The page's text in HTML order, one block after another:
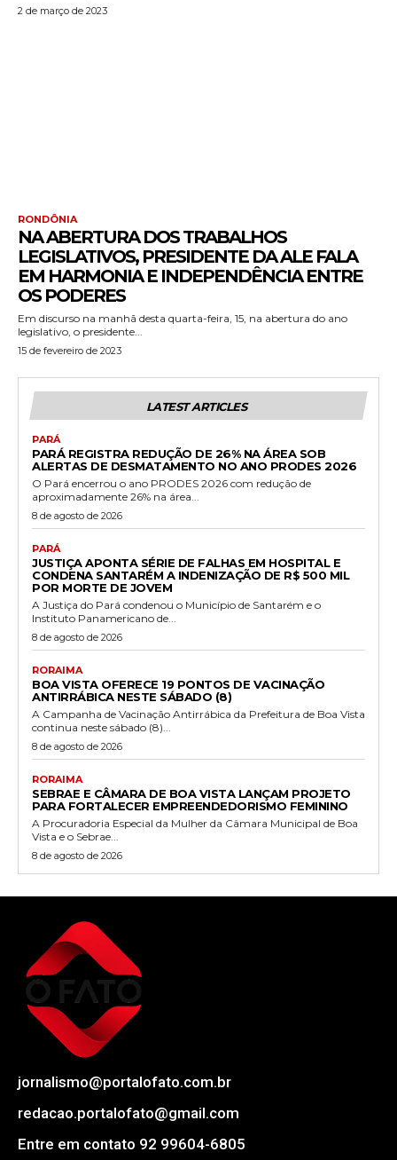
2 de março de 2023
RONDÔNIA
NA ABERTURA DOS TRABALHOS
LEGISLATIVOS, PRESIDENTE DA ALE FALA
EM HARMONIA E INDEPENDÊNCIA ENTRE
OS PODERES
Em discurso na manhã desta quarta-feira, 15, na abertura do ano
legislativo, o presidente...
15 de fevereiro de 2023
LATEST ARTICLES
PARÁ
PARÁ REGISTRA REDUÇÃO DE 26% NA ÁREA SOB
ALERTAS DE DESMATAMENTO NO ANO PRODES 2026
O Pará encerrou o ano PRODES 2026 com redução de
aproximadamente 26% na área...
8 de agosto de 2026
PARÁ
JUSTIÇA APONTA SÉRIE DE FALHAS EM HOSPITAL E
CONDENA SANTARÉM A INDENIZAÇÃO DE R$ 500 MIL
POR MORTE DE JOVEM
A Justiça do Pará condenou o Município de Santarém e o
Instituto Panamericano de...
8 de agosto de 2026
RORAIMA
BOA VISTA OFERECE 19 PONTOS DE VACINAÇÃO
ANTIRRÁBICA NESTE SÁBADO (8)
A Campanha de Vacinação Antirrábica da Prefeitura de Boa Vista
continua neste sábado (8)...
8 de agosto de 2026
RORAIMA
SEBRAE E CÂMARA DE BOA VISTA LANÇAM PROJETO
PARA FORTALECER EMPREENDEDORISMO FEMININO
A Procuradoria Especial da Mulher da Câmara Municipal de Boa
Vista e o Sebrae...
8 de agosto de 2026
jornalismo@portalofato.com.br
redacao.portalofato@gmail.com
Entre em contato 92 99604-6805